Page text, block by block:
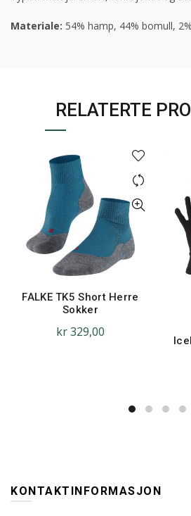
Materiale: 54% hamp, 44% bomull,
RELATERTE
FALKE TK5 Short Herre
Sokker
kr329,00
KONTAKTINFORMASJON